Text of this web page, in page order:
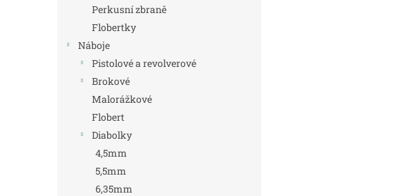
Perkusní zbraně
Flobertky
Náboje
Pistolové a revolverové
Brokové
Malorážkové
Flobert
Diabolky
4,5mm
5,5mm
6,35mm